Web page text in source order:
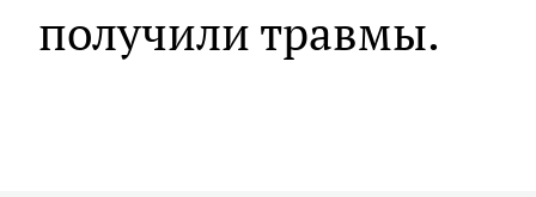
получили травмы.